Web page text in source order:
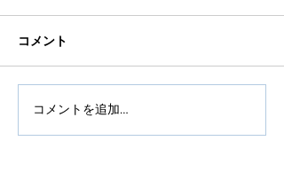
コメント
コメントを追加…